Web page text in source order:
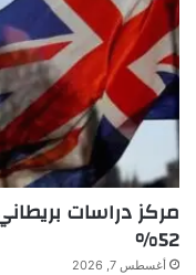
مركز دراسات
52%
أغسطس 7, 2026